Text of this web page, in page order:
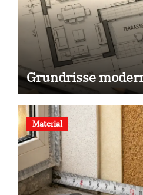
Grundrisse
Material